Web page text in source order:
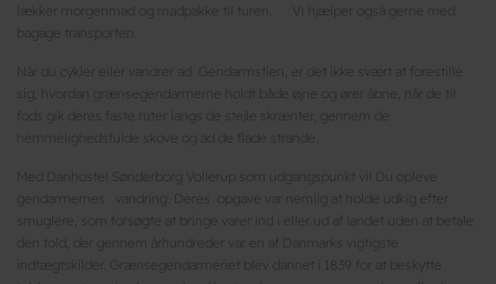
lækker morgenmad og madpakke til turen. Vi hjælper også gerne med
bagage transporten.
Når du cykler eller vandrer ad Gendarmstien, er det ikke svært at forestille
sig, hvordan grænsegendarmerne holdt både øjne og ører åbne, når de til
fods gik deres faste ruter langs de stejle skrænter, gennem de
hemmelighedsfulde skove og ad de flade strande.
Med Danhostel Sønderborg Vollerup som udgangspunkt vil Du opleve
gendarmernes vandring. Deres opgave var nemlig at holde udkig efter
smuglere, som forsøgte at bringe varer ind i eller ud af landet uden at betale
den told, der gennem århundreder var en af Danmarks vigtigste
indtægtskilder. Grænsegendarmeriet blev dannet i 1839 for at beskytte